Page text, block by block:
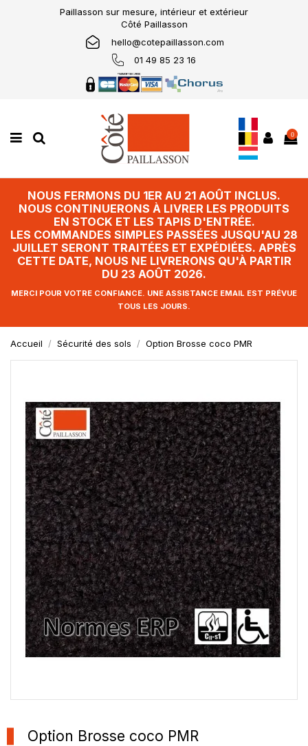
Paillasson sur mesure, intérieur et extérieur
Côté Paillasson
hello@cotepaillasson.com
01 49 85 23 16
0
NOUS FERMONS DU 1ER AU 21 AOÛT INCLUS.
NOUS CONTINUERONS À LIVRER LES PRODUITS
EN STOCK ET LES TAPIS D'ENTRÉE.
LES COMMANDES SIMPLES PASSÉES JUSQU'AU 28
JUILLET SERONT TRAITÉES ET EXPÉDIÉES. APRÈS
CETTE DATE, NOUS NE LIVRERONS QU'À PARTIR
DU 23 AOÛT 2026.
MERCI POUR VOTRE CONFIANCE. UNE ASSISTANCE EMAIL EST PRÉVUE
TOUS LES JOURS.
Accueil Sécurité des sols Option Brosse coco PMR
Option Brosse coco PMR